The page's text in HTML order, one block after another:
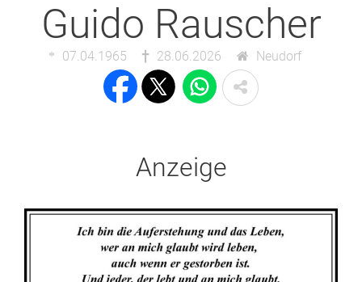
Guido Rauscher
07.04.1965 28.06.2026 Neudorf
Anzeige